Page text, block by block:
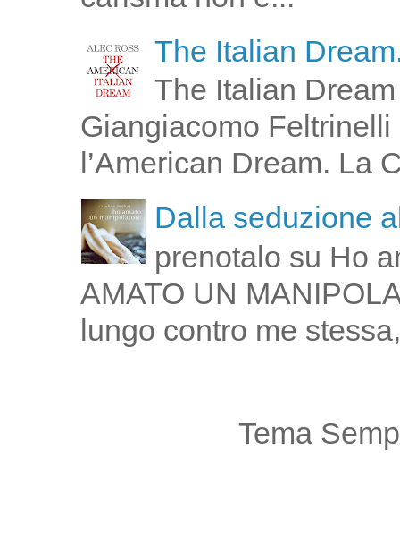
The Italian
The Italian
Giangiacomo
l’American Dream. La
Dalla seduzione
prenotalo su Ho
AMATO UN
lungo contro me
Tema